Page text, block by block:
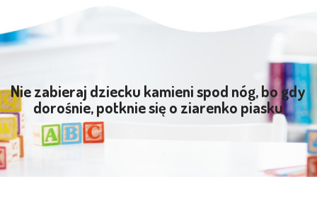
Nie zabieraj dziecku kamieni spod nóg, bo gdy
dorośnie, potknie się o ziarenko piasku